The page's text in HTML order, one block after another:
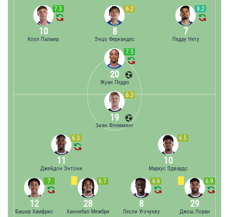
8.2
7
Педру Нету
6.2
8
Энцо Фернандес
7.3
10
Коул Палмер
7.5
20
Жуан Педро
7
12
Башир Хамфрис
6.7
28
Ханнибал Межбри
6.6
8
Лесли Угочукву
6.9
29
Джош Лоран
6.3
11
Джейдон Энтони
6.5
10
Маркус Эдвардс
6.3
19
Зиан Флемминг